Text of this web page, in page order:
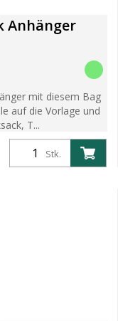
Anhänger
mit diesem Bag
auf die Vorlage und
T...
Stk.